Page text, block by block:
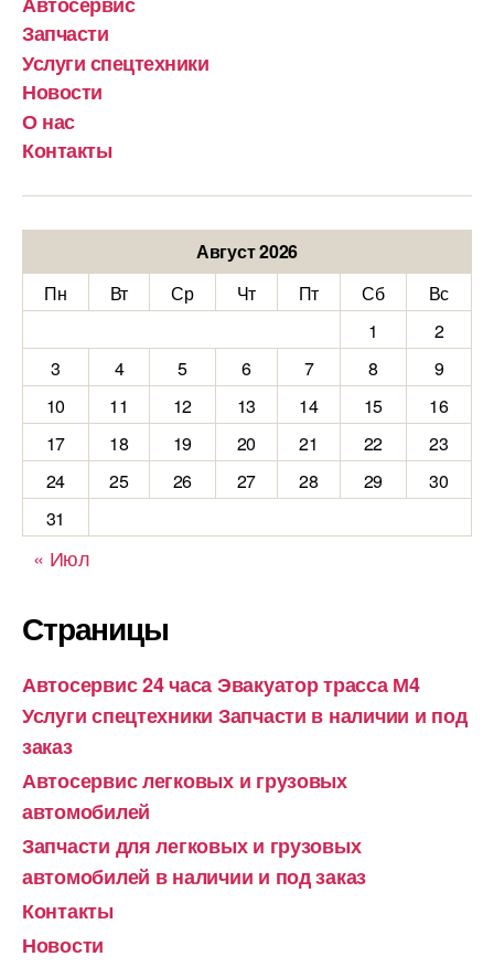
Запчасти
Услуги спецтехники
Новости
О нас
Контакты
Август 2026
Пн
Вт Ср Чт Пт Сб
Вс
1
2
3
4 5 6 7 8
9
10
11 12 13 14 15
16
17
18 19 20 21 22
23
24
25 26 27 28 29
30
31
« Июл
Страницы
Автосервис 24 часа Эвакуатор трасса М4
Услуги спецтехники Запчасти в наличии и под
заказ
Автосервис легковых и грузовых
автомобилей
Запчасти для легковых и грузовых
автомобилей в наличии и под заказ
Контакты
Новости